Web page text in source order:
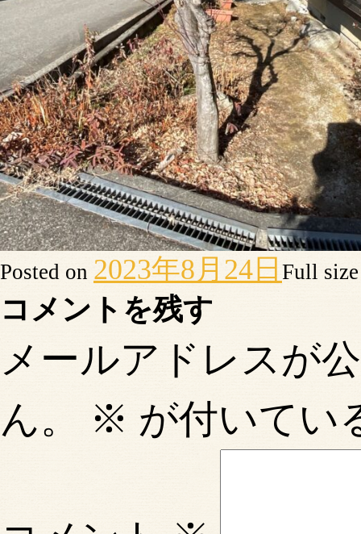
Posted on 2023年8月24日 Full
コメントを残す
メールアドレスが
ん。
※ が付いてい